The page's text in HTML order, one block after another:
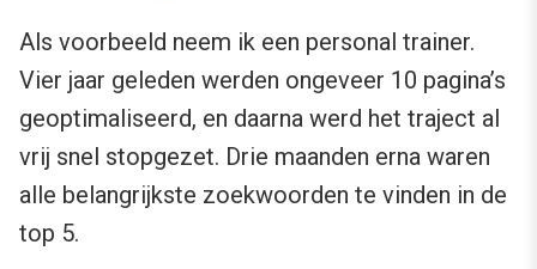
Als voorbeeld neem ik een personal trainer.
Vier jaar geleden werden ongeveer 10 pagina’s
geoptimaliseerd, en daarna werd het traject al
vrij snel stopgezet. Drie maanden erna waren
alle belangrijkste zoekwoorden te vinden in de
top 5.